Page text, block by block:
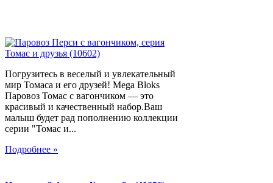
Погрузитесь в веселый и увлекательный
мир Томаса и его друзей! Mega Bloks
Паровоз Томас с вагончиком — это
красивый и качественный набор.Ваш
малыш будет рад пополнению коллекции
серии "Томас и...
Подробнее »